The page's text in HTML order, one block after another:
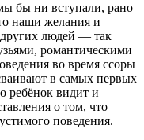
бы ни вступали, рано
наши желания и
людей — так
романтическими
во время ссоры
в самых первых
ребёнок видит и
о том, что
поведения.